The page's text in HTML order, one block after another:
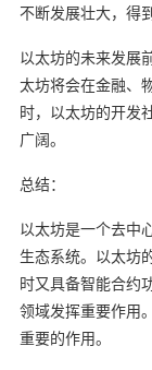
不断发展壮大，得
以太坊的未来发展
太坊将会在金融、
时，以太坊的开发
广阔。
总结：
以太坊是一个去中
生态系统。以太坊
时又具备智能合约
领域发挥重要作用
重要的作用。